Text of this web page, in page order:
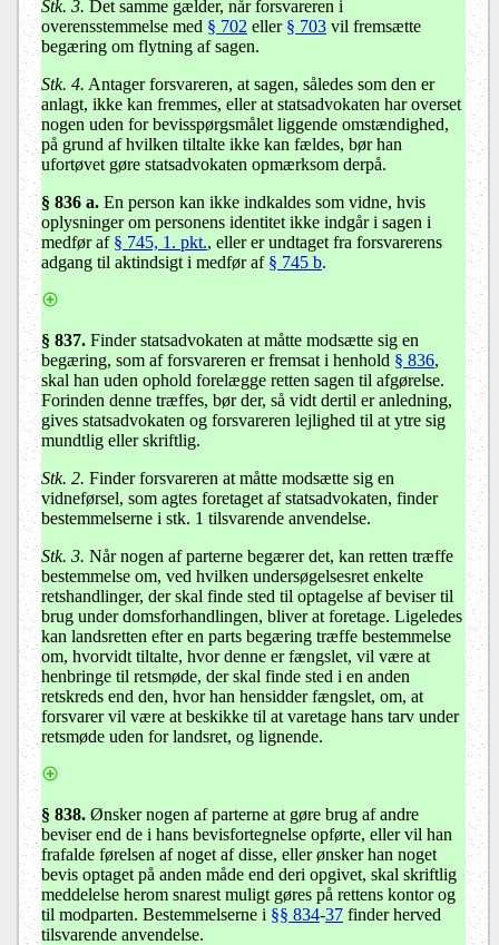
Stk. 3. Det samme gælder, når forsvareren i
overensstemmelse med § 702 eller § 703 vil fremsætte
begæring om flytning af sagen.
Stk. 4. Antager forsvareren, at sagen, således som den er
anlagt, ikke kan fremmes, eller at statsadvokaten har overset
nogen uden for bevisspørgsmålet liggende omstændighed,
på grund af hvilken tiltalte ikke kan fældes, bør han
ufortøvet gøre statsadvokaten opmærksom derpå.
§ 836 a. En person kan ikke indkaldes som vidne, hvis
oplysninger om personens identitet ikke indgår i sagen i
medfør af § 745, 1. pkt., eller er undtaget fra forsvarerens
adgang til aktindsigt i medfør af § 745 b.
§ 837. Finder statsadvokaten at måtte modsætte sig en
begæring, som af forsvareren er fremsat i henhold § 836,
skal han uden ophold forelægge retten sagen til afgørelse.
Forinden denne træffes, bør der, så vidt dertil er anledning,
gives statsadvokaten og forsvareren lejlighed til at ytre sig
mundtlig eller skriftlig.
Stk. 2. Finder forsvareren at måtte modsætte sig en
vidneførsel, som agtes foretaget af statsadvokaten, finder
bestemmelserne i stk. 1 tilsvarende anvendelse.
Stk. 3. Når nogen af parterne begærer det, kan retten træffe
bestemmelse om, ved hvilken undersøgelsesret enkelte
retshandlinger, der skal finde sted til optagelse af beviser til
brug under domsforhandlingen, bliver at foretage. Ligeledes
kan landsretten efter en parts begæring træffe bestemmelse
om, hvorvidt tiltalte, hvor denne er fængslet, vil være at
henbringe til retsmøde, der skal finde sted i en anden
retskreds end den, hvor han hensidder fængslet, om, at
forsvarer vil være at beskikke til at varetage hans tarv under
retsmøde uden for landsret, og lignende.
§ 838. Ønsker nogen af parterne at gøre brug af andre
beviser end de i hans bevisfortegnelse opførte, eller vil han
frafalde førelsen af noget af disse, eller ønsker han noget
bevis optaget på anden måde end deri opgivet, skal skriftlig
meddelelse herom snarest muligt gøres på rettens kontor og
til modparten. Bestemmelserne i §§ 834-37 finder herved
tilsvarende anvendelse.